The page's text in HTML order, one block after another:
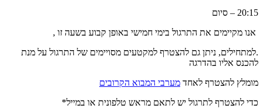
20:15 – סיום
אנו מקיימים את התרגול בימי חמישי באופן קבוע בשעה זו ,
.למתחילים, ניתן גם להצטרף למקטעים מסויימים של התרגול על מנת
להכנס אליו בהדרגה
מומלץ להצטרף לאחד מערבי המבוא הקרובים
כדי להצטרף לתרגול יש לתאם מראש טלפונית או במייל*